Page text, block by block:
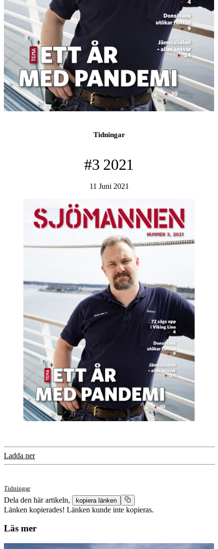
Tidningar
#3 2021
11 Juni 2021
Ladda ner
Tidningar
Dela den här artikeln, kopiera länken
Länken kopierades! Länken kunde inte kopieras.
Läs mer